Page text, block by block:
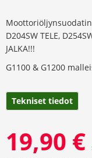
Moottoriöljynsuodatin
D204SW TELE,
JALKA!!!
G1100 & G1200
Tekniset tiedot
19,90 €